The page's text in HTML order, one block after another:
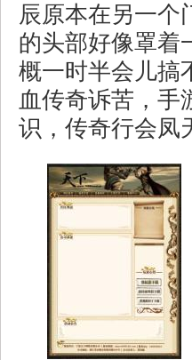
辰原本在另一个
的头部好像罩着
概一时半会儿
血传奇诉苦，手
识，传奇行会凤